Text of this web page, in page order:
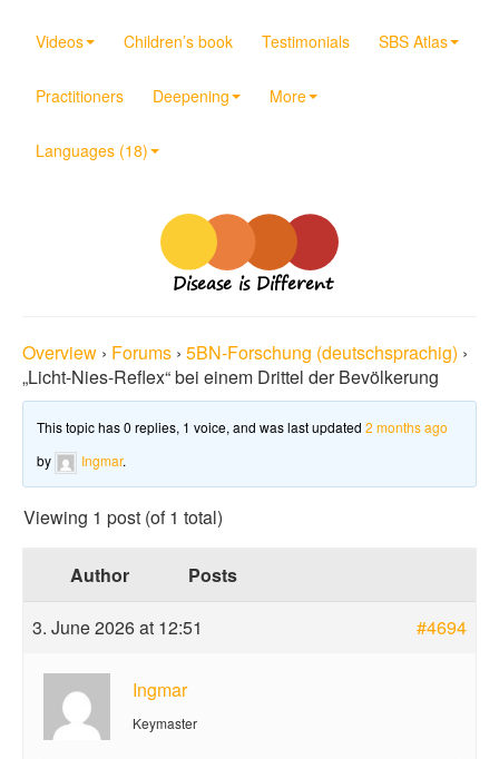
Videos Children’s book Testimonials SBS Atlas
Practitioners Deepening More
Languages (18)
Disease is Different
Overview › Forums › 5BN-Forschung (deutschsprachig) ›
„Licht-Nies-Reflex“ bei einem Drittel der Bevölkerung
This topic has 0 replies, 1 voice, and was last updated 2 months ago
by
Ingmar.
Viewing 1 post (of 1 total)
Author Posts
3. June 2026 at 12:51 #4694
Ingmar
Keymaster